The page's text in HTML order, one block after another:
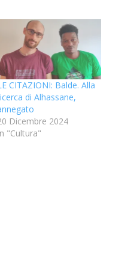
CITAZIONI: Balde. Alla
di Alhassane,
Dicembre 2024
"Cultura"